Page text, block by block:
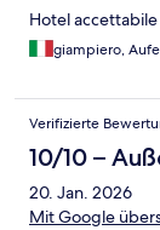
Hotel accettabile
giampiero,
Verifizierte
10/10 –
20. Jan. 2026
Mit Google